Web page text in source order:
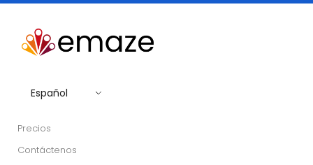
Español
Precios
Contáctenos